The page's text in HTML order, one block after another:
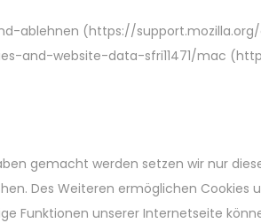
ablehnen (https://
and-website-data-sfri11471/mac
gemacht werden setzen wir nur
Des Weiteren ermöglichen Cookies
Funktionen unserer Internetseite